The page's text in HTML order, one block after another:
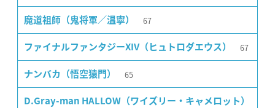
魔道祖師（鬼将軍／温寧） 67
ファイナルファンタジーXIV（ヒュトロダエウス） 67
ナンバカ（悟空猿門） 65
D.Gray-man HALLOW（ワイズリー・キャメロット）